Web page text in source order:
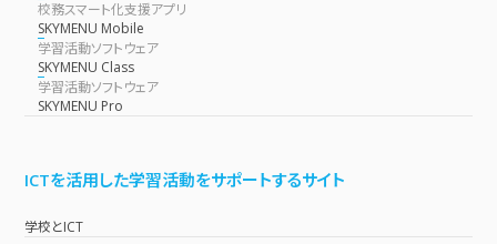
校務スマート化支援アプリ
SKYMENU Mobile
学習活動ソフトウェア
SKYMENU Class
学習活動ソフトウェア
SKYMENU Pro
ICTを活用した学習活動をサポートするサイト
学校とICT